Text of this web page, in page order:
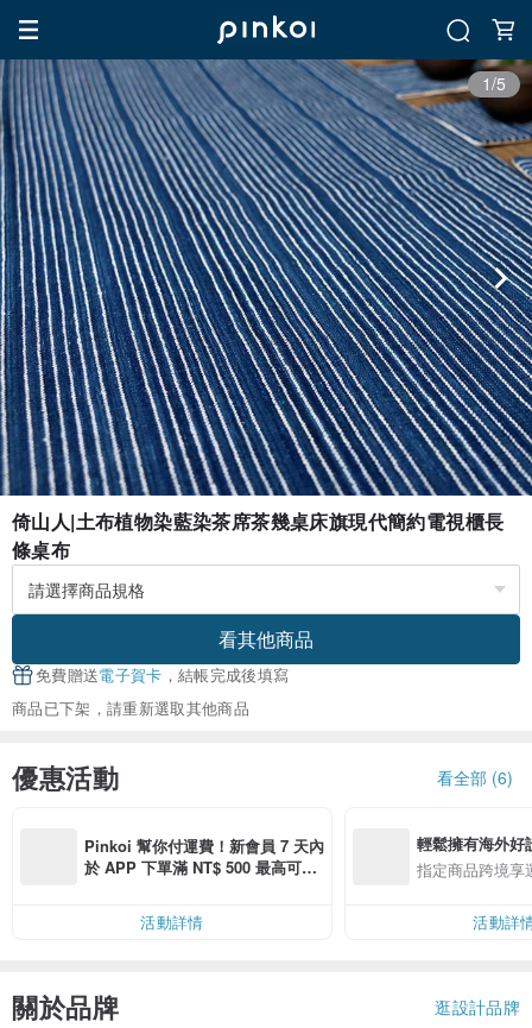
1/5
倚山人|土布植物染藍染茶席茶幾桌床旗現代簡約電視櫃長
條桌布
看其他商品
免費贈送電子賀卡 ，結帳完成後填寫
商品已下架，請重新選取其他商品
優惠活動 看全部 (6)
Pinkoi 幫你付運費！新會員 7 天內
於 APP 下單滿 NT$ 500 最高可折
活動詳情
輕鬆擁有海外好
指定商品跨境享
活動詳
關於品牌 逛設計品牌